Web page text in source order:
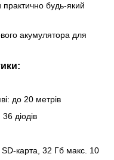
будь-який
акумулятора для
до 20 метрів
діодів
карта, 32 Гб макс. 10